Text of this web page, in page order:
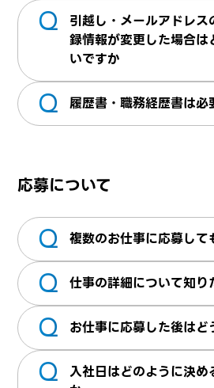
お仕事紹介には面談が必要と
ページは、テクパス・テクパ
利用いただく上で、応募情報
くていいなど便利に使える
ます。応募後、スキルやご経
お伺いする面談を実施させ
Q
引越し・メールアドレス
録情報が変更した場合は
いですか
マイページへログインしてい
Q 履歴書・職務経歴書は必
ものをアップロードください
いております。
応募について
Q 複数のお仕事に応募して
複数のお仕事にご応募できま
めご承知ください
Q 仕事の詳細について知り
担当営業へお問合せください
Q お仕事に応募した後はど
弊社にまだ登録されていない
Q
入社日はどのように決め